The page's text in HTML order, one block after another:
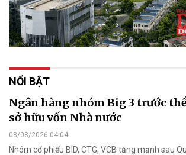
NỔI BẬT
Ngân hàng nhóm Big 3 trước
sở hữu vốn Nhà nước
08/08/2026 04:04
Nhóm cổ phiếu BID, CTG, VCB tăng mạnh sau